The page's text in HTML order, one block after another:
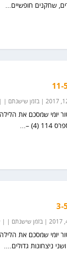
שחקנים חופשיים...
|בזמן שישנתם
יומי שמסכם את
|בזמן שישנתם |
יומי שמסכם את הלילה